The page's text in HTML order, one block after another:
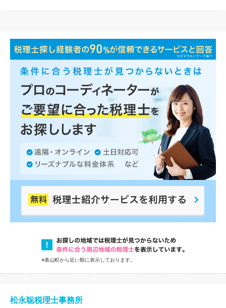
※基山町から近い順に表示しております。
松永聡税理士事務所